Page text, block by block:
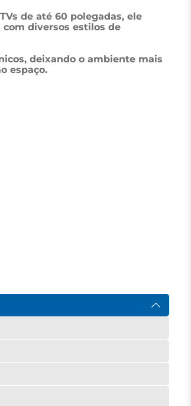
de até 60 polegadas, ele
diversos estilos de
deixando o ambiente mais
espaço.